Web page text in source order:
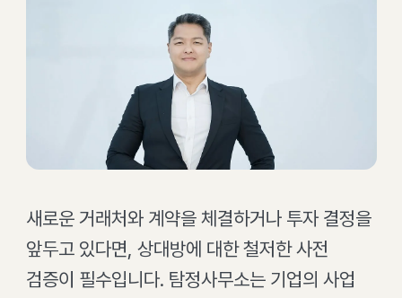
새로운 거래처와 계약을 체결하거나 투자 결정을
앞두고 있다면, 상대방에 대한 철저한 사전
검증이 필수입니다. 탐정사무소는 기업의 사업